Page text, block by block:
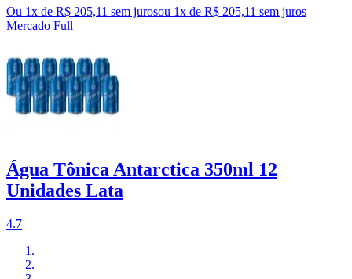
Ou 1x de R$ 205,11 sem jurosou 1x de R$ 205,11 sem juros
Mercado Full
Água Tônica Antarctica 350ml 12
Unidades Lata
4.7